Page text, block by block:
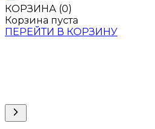
КОРЗИНА (0)
Корзина пуста
ПЕРЕЙТИ В КОРЗИНУ